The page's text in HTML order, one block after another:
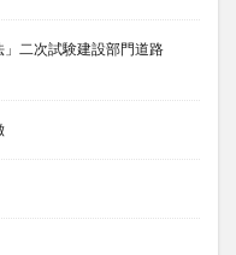
」二次試験建設部門道路